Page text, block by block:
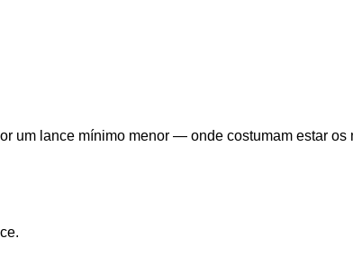
um lance mínimo menor — onde costumam estar os